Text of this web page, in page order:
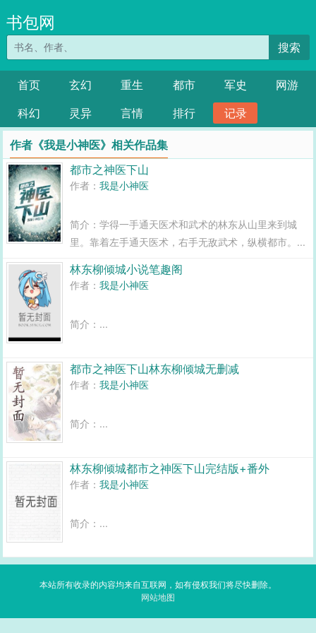
书包网
搜索
首页 玄幻 重生 都市 军史
网游
科幻
灵异 言情 排行 记录
作者《我是小神医》相关作品集
都市之神医下山
作者：我是小神医
简介：学得一手通天医术和武术的林东从山里来到城
里。靠着左手通天医术，右手无敌武术，纵横都市。...
林东柳倾城小说笔趣阁
作者：我是小神医
简介：...
都市之神医下山林东柳倾城无删减
作者：我是小神医
简介：...
林东柳倾城都市之神医下山完结版+番外
作者：我是小神医
简介：...
本站所有收录的内容均来自互联网，如有侵权我们将尽快删除。
网站地图